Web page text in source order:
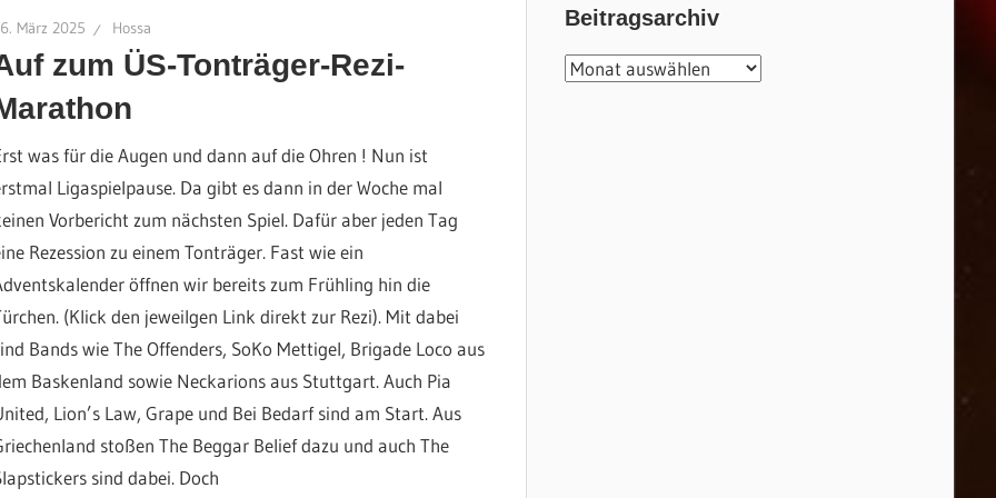
März 2025 Hossa
zum ÜS-Tonträger-Rezi-
was für die Augen und dann auf die Ohren ! Nun ist
Ligaspielpause. Da gibt es dann in der Woche mal
Vorbericht zum nächsten Spiel. Dafür aber jeden Tag
Rezession zu einem Tonträger. Fast wie ein
öffnen wir bereits zum Frühling hin die
(Klick den jeweilgen Link direkt zur Rezi). Mit dabei
Bands wie The Offenders, SoKo Mettigel, Brigade Loco aus
Baskenland sowie Neckarions aus Stuttgart. Auch Pia
Lion’s Law, Grape und Bei Bedarf sind am Start. Aus
stoßen The Beggar Belief dazu und auch The
sind dabei. Doch
Beitragsarchiv
Beitragsarchiv